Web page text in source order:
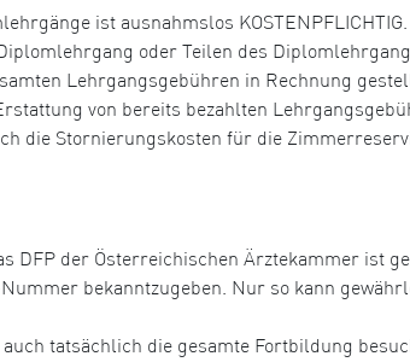
ist ausnahmslos KOSTENPFLICHTIG.
oder Teilen des
Lehrgangsgebühren in Rechnung
von bereits bezahlten
die Stornierungskosten für die
der Österreichischen Ärztekammer ist
bekanntzugeben. Nur so kann
tatsächlich die gesamte Fortbildung